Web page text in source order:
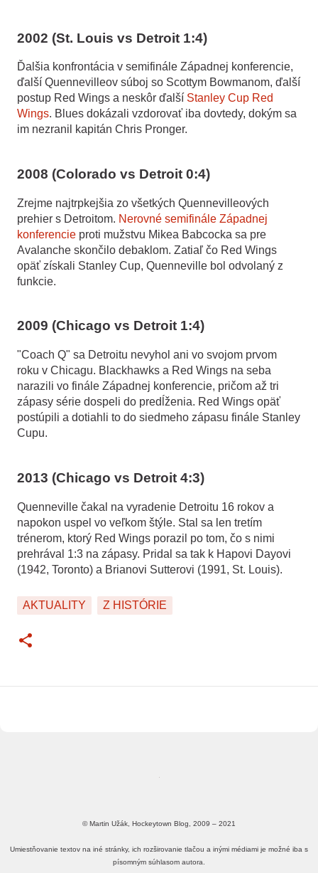
2002 (St. Louis vs Detroit 1:4)
Ďalšia konfrontácia v semifinále Západnej konferencie,
ďalší Quennevilleov súboj so Scottym Bowmanom, ďalší
postup Red Wings a neskôr ďalší Stanley Cup Red
Wings. Blues dokázali vzdorovať iba dovtedy, dokým sa
im nezranil kapitán Chris Pronger.
2008 (Colorado vs Detroit 0:4)
Zrejme najtrpkejšia zo všetkých Quennevilleových
prehier s Detroitom. Nerovné semifinále Západnej
konferencie proti mužstvu Mikea Babcocka sa pre
Avalanche skončilo debaklom. Zatiaľ čo Red Wings
opäť získali Stanley Cup, Quenneville bol odvolaný z
funkcie.
2009 (Chicago vs Detroit 1:4)
"Coach Q" sa Detroitu nevyhol ani vo svojom prvom
roku v Chicagu. Blackhawks a Red Wings na seba
narazili vo finále Západnej konferencie, pričom až tri
zápasy série dospeli do predĺženia. Red Wings opäť
postúpili a dotiahli to do siedmeho zápasu finále Stanley
Cupu.
2013 (Chicago vs Detroit 4:3)
Quenneville čakal na vyradenie Detroitu 16 rokov a
napokon uspel vo veľkom štýle. Stal sa len tretím
trénerom, ktorý Red Wings porazil po tom, čo s nimi
prehrával 1:3 na zápasy. Pridal sa tak k Hapovi Dayovi
(1942, Toronto) a Brianovi Sutterovi (1991, St. Louis).
AKTUALITY Z HISTÓRIE
© Martin Užák, Hockeytown Blog, 2009 – 2021
Umiestňovanie textov na iné stránky, ich rozširovanie tlačou a inými médiami je možné iba s
písomným súhlasom autora.